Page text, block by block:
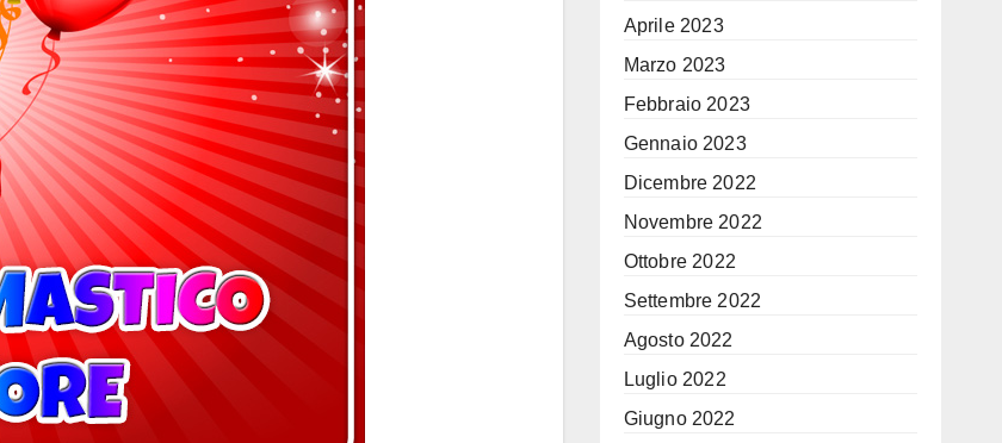
Aprile 2023
Marzo 2023
Febbraio 2023
Gennaio 2023
Dicembre 2022
Novembre 2022
Ottobre 2022
Settembre 2022
Agosto 2022
Luglio 2022
Giugno 2022